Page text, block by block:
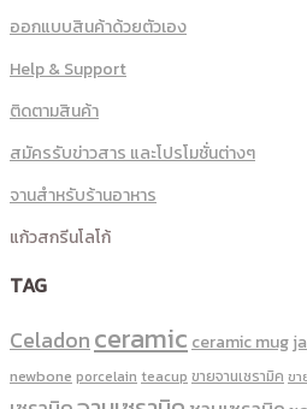
ออกแบบสินค้าด้วยตัวเอง
Help & Support
ติดตามสินค้า
สมัครรับข่าวสาร และโปรโมชั่นต่างๆ
จานสำหรับร้านอาหาร
แก้วสกรีนโลโก้
TAG
Celadonceramic ceramic mug
newbone porcelain teacup ขายจานเซรามิค ขา